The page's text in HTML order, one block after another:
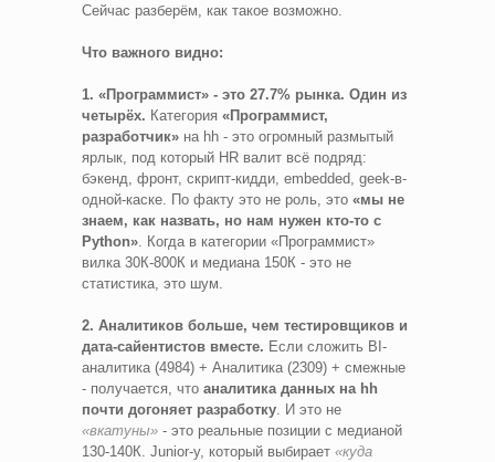
Сейчас разберём, как такое возможно.
Что важного видно:
1. «Программист» - это 27.7% рынка. Один из
четырёх. Категория «Программист,
разработчик» на hh - это огромный размытый
ярлык, под который HR валит всё подряд:
бэкенд, фронт, скрипт-кидди, embedded, geek-в-
одной-каске. По факту это не роль, это «мы не
знаем, как назвать, но нам нужен кто-то с
Python». Когда в категории «Программист»
вилка 30К-800К и медиана 150К - это не
статистика, это шум.
2. Аналитиков больше, чем тестировщиков и
дата-сайентистов вместе. Если сложить BI-
аналитика (4984) + Аналитика (2309) + смежные
- получается, что аналитика данных на hh
почти догоняет разработку. И это не
«вкатуны» - это реальные позиции с медианой
130-140К. Junior-у, который выбирает «куда